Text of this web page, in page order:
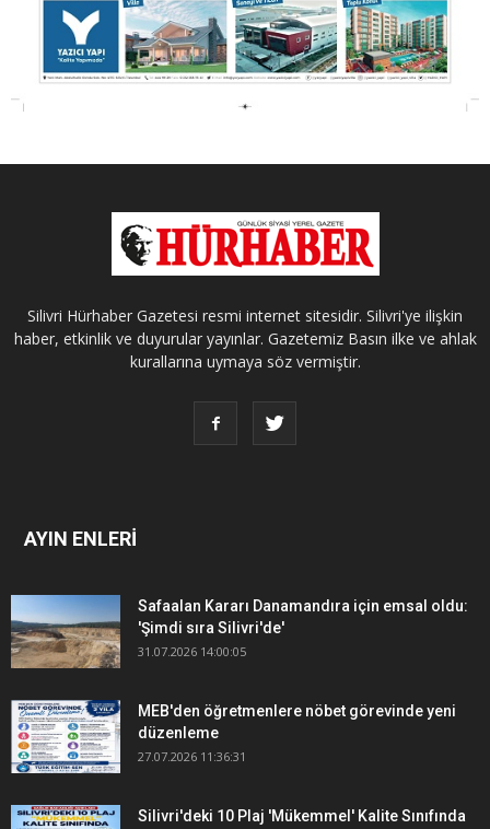
Silivri Hürhaber Gazetesi resmi internet sitesidir. Silivri'ye ilişkin
haber, etkinlik ve duyurular yayınlar. Gazetemiz Basın ilke ve ahlak
kurallarına uymaya söz vermiştir.
AYIN ENLERİ
Safaalan Kararı Danamandıra için emsal oldu:
'Şimdi sıra Silivri'de'
31.07.2026 14:00:05
MEB'den öğretmenlere nöbet görevinde yeni
düzenleme
27.07.2026 11:36:31
Silivri'deki 10 Plaj 'Mükemmel' Kalite Sınıfında